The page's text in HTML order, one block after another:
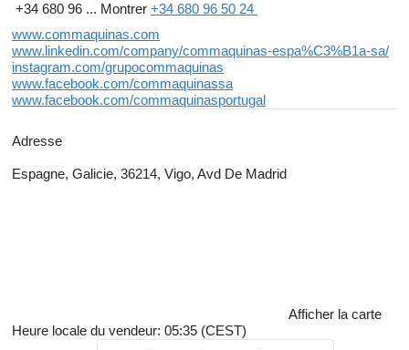
+34 680 96 ... Montrer +34 680 96 50 24
www.commaquinas.com
www.linkedin.com/company/commaquinas-espa%C3%B1a-sa/
instagram.com/grupocommaquinas
www.facebook.com/commaquinassa
www.facebook.com/commaquinasportugal
Adresse
Espagne, Galicie, 36214, Vigo, Avd De Madrid
Afficher la carte
Heure locale du vendeur: 05:35 (CEST)